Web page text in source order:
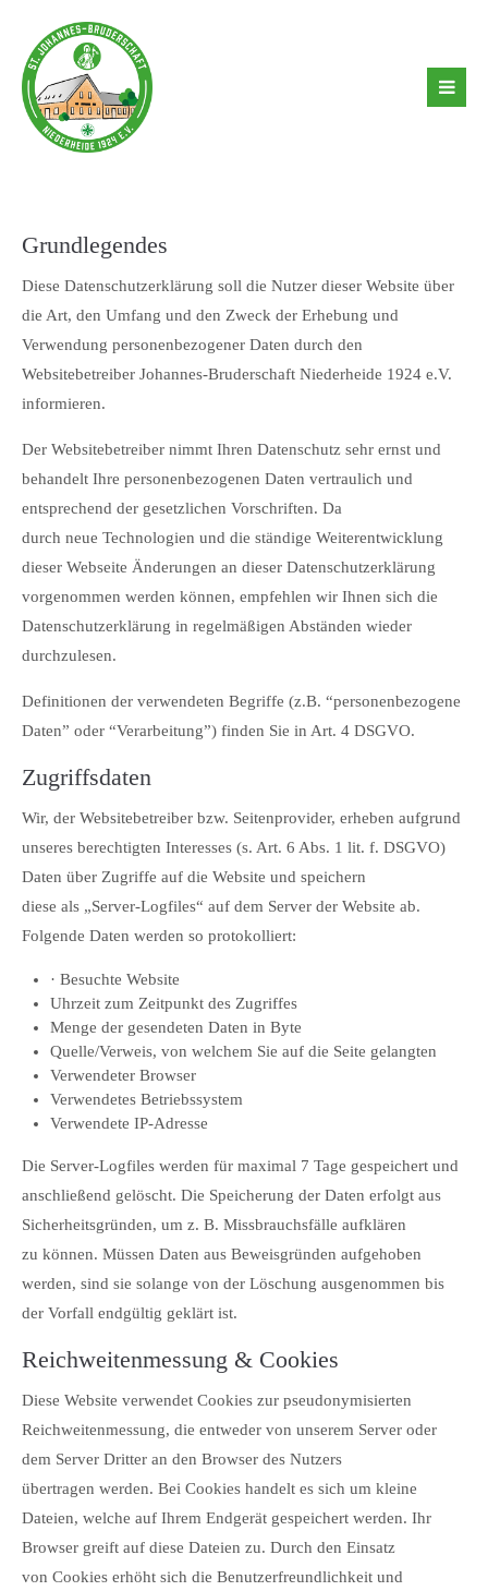
Login
Benutzername
Register
Support
Lorem ipsum dolor sit amet:
24h
Get in touch
Cybersteel Inc.
San Francisco, CA 94102
+44 1234 567 890
info@yourdomain.com
About us
Aenean commodo ligula eget dolor. Aenean massa. Cum sociis
ridiculus mus. Donec quam felis, ultricies nec.
Grundlegendes
Diese Datenschutzerklärung soll die Nutzer dieser Website über
die Art, den Umfang und den Zweck der Erhebung und
Verwendung personenbezogener Daten durch den
Websitebetreiber Johannes-Bruderschaft Niederheide 1924 e.V.
informieren.
Der Websitebetreiber nimmt Ihren Datenschutz sehr ernst und
behandelt Ihre personenbezogenen Daten vertraulich und
entsprechend der gesetzlichen Vorschriften. Da
durch neue Technologien und die ständige Weiterentwicklung
dieser Webseite Änderungen an dieser Datenschutzerklärung
vorgenommen werden können, empfehlen wir Ihnen sich die
Datenschutzerklärung in regelmäßigen Abständen wieder
durchzulesen.
Definitionen der verwendeten Begriffe (z.B. “personenbezogene
Daten” oder “Verarbeitung”) finden Sie in Art. 4 DSGVO.
Zugriffsdaten
Wir, der Websitebetreiber bzw. Seitenprovider, erheben aufgrund
unseres berechtigten Interesses (s. Art. 6 Abs. 1 lit. f. DSGVO)
Daten über Zugriffe auf die Website und speichern
diese als „Server-Logfiles“ auf dem Server der Website ab.
Folgende Daten werden so protokolliert:
· Besuchte Website
Uhrzeit zum Zeitpunkt des Zugriffes
Menge der gesendeten Daten in Byte
Quelle/Verweis, von welchem Sie auf die Seite gelangten
Verwendeter Browser
Verwendetes Betriebssystem
Verwendete IP-Adresse
Die Server-Logfiles werden für maximal 7 Tage gespeichert und
anschließend gelöscht. Die Speicherung der Daten erfolgt aus
Sicherheitsgründen, um z. B. Missbrauchsfälle aufklären
zu können. Müssen Daten aus Beweisgründen aufgehoben
werden, sind sie solange von der Löschung ausgenommen bis
der Vorfall endgültig geklärt ist.
Reichweitenmessung & Cookies
Diese Website verwendet Cookies zur pseudonymisierten
Reichweitenmessung, die entweder von unserem Server oder
dem Server Dritter an den Browser des Nutzers
übertragen werden. Bei Cookies handelt es sich um kleine
Dateien, welche auf Ihrem Endgerät gespeichert werden. Ihr
Browser greift auf diese Dateien zu. Durch den Einsatz
von Cookies erhöht sich die Benutzerfreundlichkeit und